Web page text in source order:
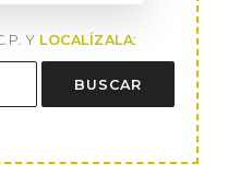
Y LOCALÍZALA:
BUSCAR